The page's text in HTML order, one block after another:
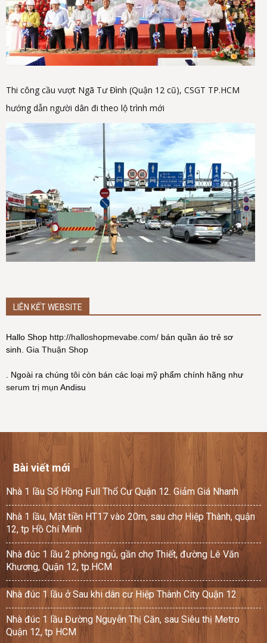
Thi công cầu vượt Ngã Tư Đình (Quận 12 cũ), CSGT TP.HCM
hướng dẫn người dân đi theo lộ trình mới
LIÊN KẾT WEBSITE
Hallo Shop http://halloshopmevabe.com/ bán quần áo trẻ sơ
sinh. Gia Thuận Shop
. Ngoài ra chúng tôi còn bán các loại mỹ phẩm chính hãng như
serum trị mụn Andisu
Bài viết mới
Nhà 1 lầu Sổ Hồng Full Thổ Cư Quận 12. Giảm Giá Nhanh
Nhà 1 lầu, Mặt tiền HT17 vào 20m, sau chợ Hiệp Thành, quận
12, tp Hồ Chí Minh
Nhà đúc 1 lầu 2 phòng ngủ, gần chợ Thiết, đường Lê Văn
Khương, Quận 12, tp.HCM
Nhà đúc 1 lầu ở Sau khi dân cư Hiệp Thành City Quận 12
Nhà đúc 1 lầu Đường Nguyễn Thị Căn, sau Siêu thị Metro
Quận 12, tp HCM